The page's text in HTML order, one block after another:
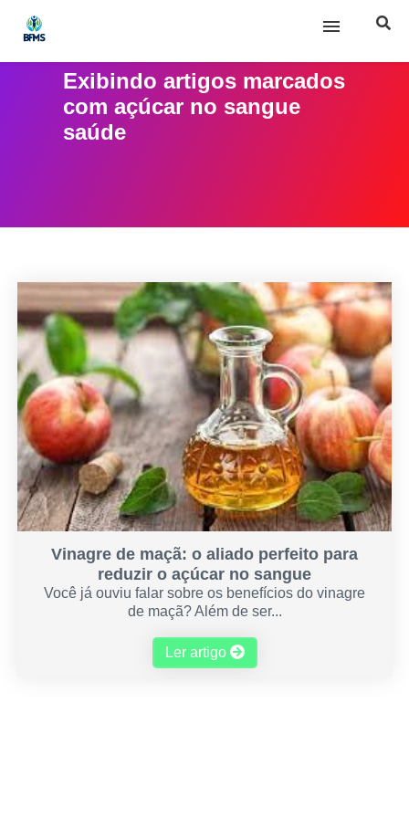
Sobre nós
Exibindo artigos marcados
com açúcar no sangue
saúde
Vinagre de maçã: o aliado perfeito para
reduzir o açúcar no sangue
Você já ouviu falar sobre os benefícios do vinagre
de maçã? Além de ser...
Ler artigo